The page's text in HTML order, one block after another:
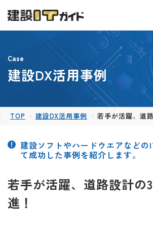
Case
建設DX活用事例
TOP 建設DX活用事例 若手が活躍、道
建設ソフトやハードウエアなどの
て成功した事例を紹介します。
若手が活躍、道路設計の
進！